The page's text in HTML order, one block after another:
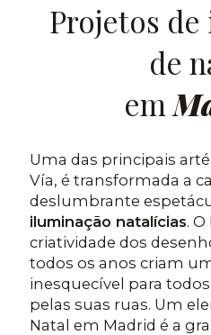
Projetos
de
em
Uma das principais
Vía, é transformada a
deslumbrante
iluminação natalícias.
criatividade dos
todos os anos criam
inesquecível para
pelas suas ruas. Um
Natal em Madrid é a